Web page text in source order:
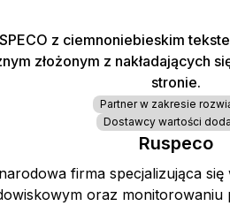
Partner w zakresie
Dostawcy wartości
Ruspeco
firma specjalizująca
oraz